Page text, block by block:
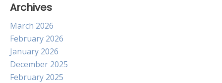
Archives
March 2026
February 2026
January 2026
December 2025
February 2025